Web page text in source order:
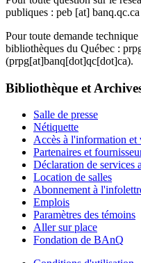
publiques : peb [at] banq.qc.ca
Pour toute demande
bibliothèques du Québec :
(prpg[at]banq[dot]qc[dot]ca).
Bibliothèque et
Salle de presse
Nétiquette
Accès à l'information et
Partenaires et
Déclaration de services
Location de salles
Abonnement à
Emplois
Paramètres des témoins
Aller sur place
Fondation de BAnQ